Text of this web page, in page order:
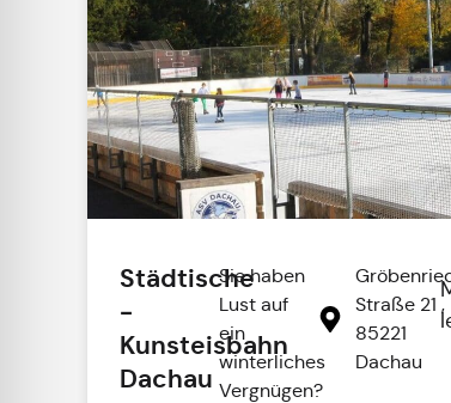
Städtische
­
Kunsteisbahn
Dachau
Sie haben
Lust auf
ein
winterliches
Vergnügen?
Straße 21 ,
85221
Dachau